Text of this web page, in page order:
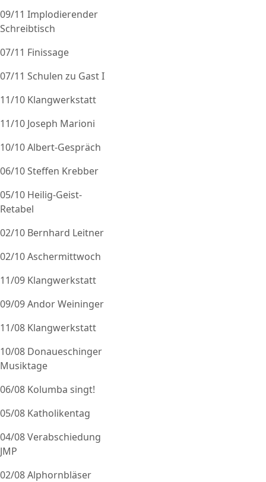
09/11 Implodierender
Schreibtisch
07/11 Finissage
07/11 Schulen zu Gast I
11/10 Klangwerkstatt
11/10 Joseph Marioni
10/10 Albert-Gespräch
06/10 Steffen Krebber
05/10 Heilig-Geist-
Retabel
02/10 Bernhard Leitner
02/10 Aschermittwoch
11/09 Klangwerkstatt
09/09 Andor Weininger
11/08 Klangwerkstatt
10/08 Donaueschinger
Musiktage
06/08 Kolumba singt!
05/08 Katholikentag
04/08 Verabschiedung
JMP
02/08 Alphornbläser